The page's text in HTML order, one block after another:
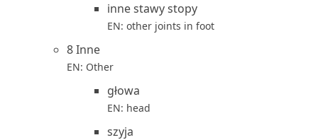
inne stawy stopy
EN: other joints in foot
8 Inne
EN: Other
głowa
EN: head
szyja